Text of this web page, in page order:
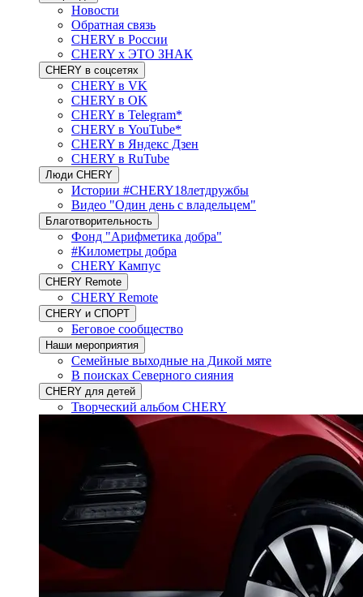
Новости
Обратная связь
CHERY в России
CHERY x ЭТО ЗНАК
CHERY в соцсетях
CHERY в VK
CHERY в OK
CHERY в Telegram*
CHERY в YouTube*
CHERY в Яндекс Дзен
CHERY в RuTube
Люди CHERY
Истории #CHERY18летдружбы
Видео "Один день с владельцем"
Благотворительность
Фонд "Арифметика добра"
#Километры добра
CHERY Кампус
CHERY Remote
CHERY Remote
CHERY и СПОРТ
Беговое сообщество
Наши мероприятия
Семейные выходные на Дикой мяте
В поисках Северного сияния
CHERY для детей
Творческий альбом CHERY